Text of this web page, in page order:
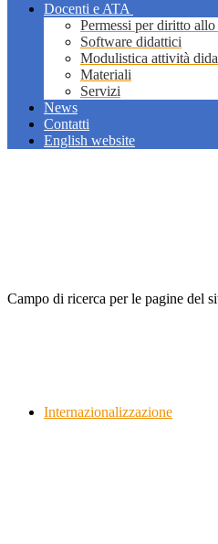
Docenti e ATA
Permessi per diritto
Software didattici
Modulistica attività
Materiali
Servizi
News
Contatti
English website
Campo di ricerca per le pagine del
Internazionalizzazione